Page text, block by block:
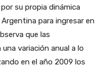
su propia dinámica
para ingresar en
que las
variación anual a lo
en el año 2009 los